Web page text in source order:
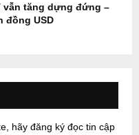
vẫn tăng dựng đứng –
đồng USD
hãy đăng ký đọc tin cập